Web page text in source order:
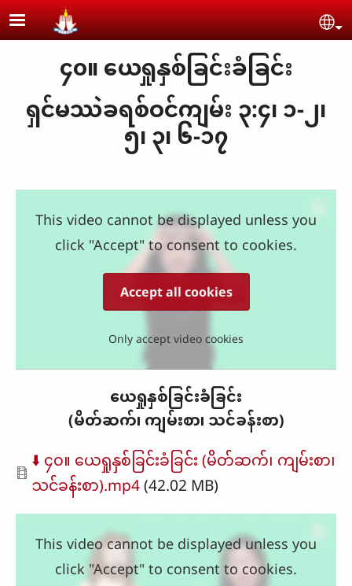
Skip to main content
၄၀။ ယေရှုနှစ်ခြင်းခံခြင်း
ရှင်မဿဲခရစ်ဝင်ကျမ်း ၃:၄၊ ၁-၂၊
၅၊ ၃၊ ၆-၁၇
This video cannot be displayed unless you
click "Accept" to consent to cookies.
Accept all cookies
Only accept video cookies
ယေရှုနှစ်ခြင်းခံခြင်း
(မိတ်ဆက်၊ ကျမ်းစာ၊ သင်ခန်းစာ)
Document
⬇️ ၄၀။ ယေရှုနှစ်ခြင်းခံခြင်း (မိတ်ဆက်၊ ကျမ်းစာ၊
သင်ခန်းစာ).mp4(42.02 MB)
This video cannot be displayed unless you
click "Accept" to consent to cookies.